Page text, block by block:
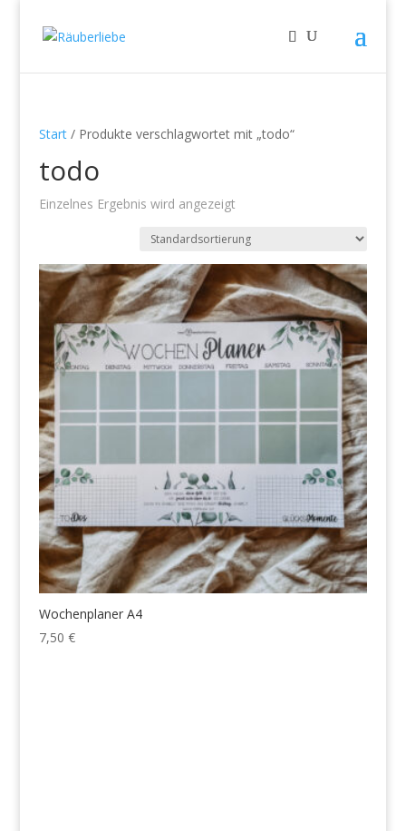
Start/ Produkte verschlagwortet mit „todo“
todo
Einzelnes Ergebnis wird angezeigt
Wochenplaner A4
7,50 €